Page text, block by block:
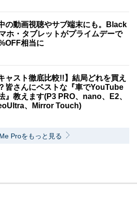
の動画視聴やサブ端末にも。Black
ホ・タブレットがプライムデーで
相当に
ャスト徹底比較!!】結局どれを買え
皆さんにベストな『車でYouTube
』教えます(P3 PRO、nano、E2、
、Mirror Touch)
Proをもっと見る